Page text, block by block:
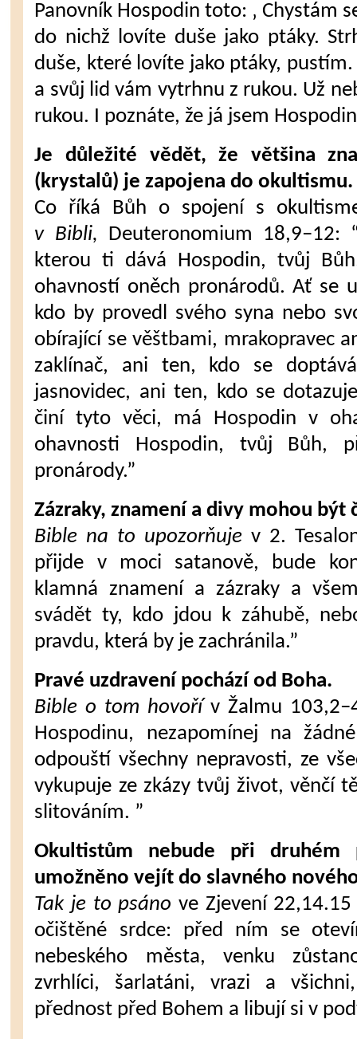
Panovník Hospodin toto: ‚ Chystám
do nichž lovíte duše jako ptáky.
duše, které lovíte jako ptáky,
a svůj lid vám vytrhnu z rukou. Už
rukou. I poznáte, že já jsem
Je důležité vědět, že většina
(krystalů) je zapojena do okultismu.
Co říká Bůh o spojení s
v Bibli, Deuteronomium 18,9–12:
kterou ti dává Hospodin, tvůj
ohavností oněch pronárodů. Ať se
kdo by provedl svého syna nebo
obírající se věštbami, mrakopravec
zaklínač, ani ten, kdo se
jasnovidec, ani ten, kdo se
činí tyto věci, má Hospodin v
ohavnosti Hospodin, tvůj Bůh,
pronárody.”
Zázraky, znamení a divy mohou
Bible na to upozorňuje v 2.
přijde v moci satanově, bude
klamná znamení a zázraky a
svádět ty, kdo jdou k záhubě,
pravdu, která by je zachránila.”
Pravé uzdravení pochází od Boha.
Bible o tom hovořív Žalmu
Hospodinu, nezapomínej na
odpouští všechny nepravosti, ze
vykupuje ze zkázy tvůj život, věnčí
slitováním. ”
Okultistům nebude při druhém
umožněno vejít do slavného
Tak je to psáno ve Zjevení 22,14.15
očištěné srdce: před ním se
nebeského města, venku
zvrhlíci, šarlatáni, vrazi a
přednost před Bohem a libují si v